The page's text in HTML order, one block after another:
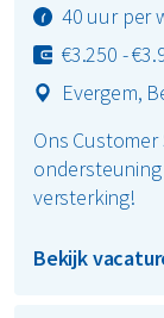
40 uur per
€3.250 -
Evergem,
Ons
versterking!
Bekijk